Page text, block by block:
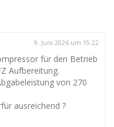
9. Juni 2026 um 15:22
für den Betrieb
Aufbereitung.
von 270
ausreichend ?